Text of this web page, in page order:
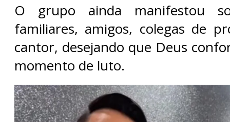
O grupo ainda manifestou
familiares, amigos, colegas de
cantor, desejando que Deus
momento de luto.